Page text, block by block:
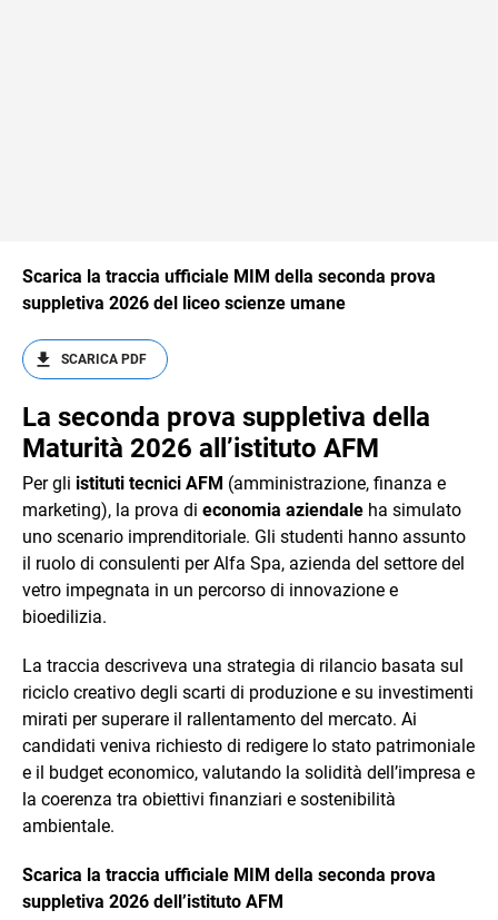
Scarica la traccia ufficiale MIM della seconda prova
suppletiva 2026 del liceo scienze umane
SCARICA PDF
La seconda prova suppletiva della
Maturità 2026 all’istituto AFM
Per gli istituti tecnici AFM (amministrazione, finanza e
marketing), la prova di economia aziendale ha simulato
uno scenario imprenditoriale. Gli studenti hanno assunto
il ruolo di consulenti per Alfa Spa, azienda del settore del
vetro impegnata in un percorso di innovazione e
bioedilizia.
La traccia descriveva una strategia di rilancio basata sul
riciclo creativo degli scarti di produzione e su investimenti
mirati per superare il rallentamento del mercato. Ai
candidati veniva richiesto di redigere lo stato patrimoniale
e il budget economico, valutando la solidità dell’impresa e
la coerenza tra obiettivi finanziari e sostenibilità
ambientale.
Scarica la traccia ufficiale MIM della seconda prova
suppletiva 2026 dell’istituto AFM